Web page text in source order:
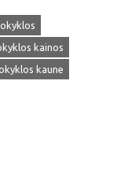
kainos
kaune